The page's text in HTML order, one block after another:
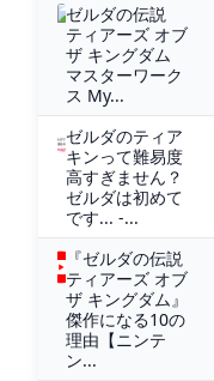
ゼルダの伝説
ティアーズ オブ
ザ キングダム
マスターワーク
ス My...
ゼルダのティア
キンって難易度
高すぎません？
ゼルダは初めて
です... -...
『ゼルダの伝説
ティアーズ オブ
ザ キングダム』
傑作になる10の
理由【ニンテ
ン...